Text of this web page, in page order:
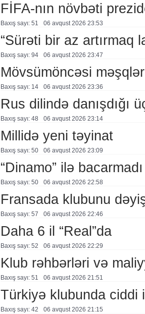
FİFA-nın növbəti
Baxış sayı: 51 06 avqust 2026 23:53
“Sürəti bir az artırmaq
Baxış sayı: 94 06 avqust 2026 23:47
Mövsümöncəsi
Baxış sayı: 14 06 avqust 2026 23:36
Rus dilində danışdığı
Baxış sayı: 48 06 avqust 2026 23:14
Millidə yeni təyinat
Baxış sayı: 50 06 avqust 2026 23:09
“Dinamo” ilə bacarmadı
Baxış sayı: 50 06 avqust 2026 22:58
Fransada klubunu
Baxış sayı: 57 06 avqust 2026 22:46
Daha 6 il “Real”da
Baxış sayı: 52 06 avqust 2026 22:29
Klub rəhbərləri və
Baxış sayı: 51 06 avqust 2026 21:51
Türkiyə klubunda ciddi
Baxış sayı: 42 06 avqust 2026 21:15